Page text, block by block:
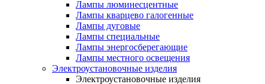
Лампы люминесцентные
Лампы кварцево галогенные
Лампы дуговые
Лампы специальные
Лампы энергосберегающие
Лампы местного освещения
Электроустановочные изделия
Электроустановочные изделия